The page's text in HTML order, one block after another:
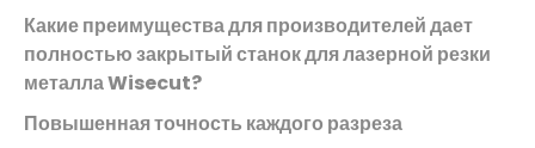
Какие преимущества для производителей дает
полностью закрытый станок для лазерной резки
металла Wisecut?
Повышенная точность каждого разреза